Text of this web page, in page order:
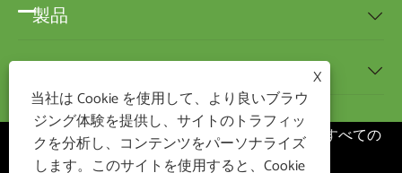
製品 
ニュース 
著作権 ©2020 寧波 BEST-HOME 輸出入有限公司すべての
権利予約
X
当社は Cookie を使用して、より良いブラウ
ジング体験を提供し、サイトのトラフィッ
クを分析し、コンテンツをパーソナライズ
します。このサイトを使用すると、Cookie